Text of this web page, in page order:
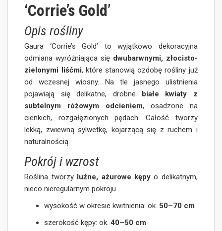
‘Corrie’s Gold’
Opis rośliny
Gaura ‘Corrie’s Gold’ to wyjątkowo dekoracyjna
odmiana wyróżniająca się dwubarwnymi, złocisto-
zielonymi liśćmi, które stanowią ozdobę rośliny już
od wczesnej wiosny. Na tle jasnego ulistnienia
pojawiają się delikatne, drobne białe kwiaty z
subtelnym różowym odcieniem, osadzone na
cienkich, rozgałęzionych pędach. Całość tworzy
lekką, zwiewną sylwetkę, kojarzącą się z ruchem i
naturalnością.
Pokrój i wzrost
Roślina tworzy luźne, ażurowe kępyo delikatnym,
nieco nieregularnym pokroju.
wysokość w okresie kwitnienia: ok. 50–70 cm
szerokość kępy: ok.40–50 cm